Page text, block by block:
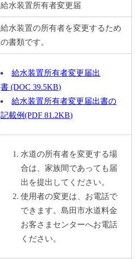
給水装置所有者変更届
給水装置の所有者を変更するため
の書類です。
給水装置所有者変更届出
書 (DOC 39.5KB)
給水装置所有者変更届出書の
記載例(PDF 81.2KB)
水道の所有者を変更する場
合は、家族間であっても届
出を提出してください。
使用者の変更は、お電話で
できます。島田市水道料金
お客さまセンターへお電話
ください。